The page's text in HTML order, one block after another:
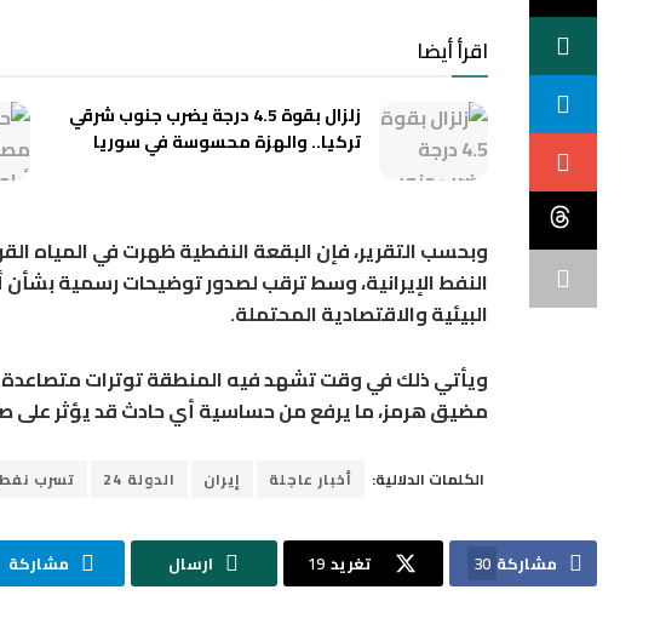
اقرأ أيضا
زلزال بقوة 4.5 درجة يضرب جنوب شرقي
تركيا.. والهزة محسوسة في سوريا
وبحسب التقرير، فإن البقعة النفطية ظهرت في المياه
النفط الإيرانية، وسط ترقب لصدور توضيحات رسمية
البيئية والاقتصادية المحتملة.
ويأتي ذلك في وقت تشهد فيه المنطقة توترات متصاعدة
مضيق هرمز، ما يرفع من حساسية أي حادث قد يؤثر على
الكلمات الدلالية: أخبار عاجلة إيران الدولة 24 تسرب
مشاركة 30 تغريد 19 ارسال مشاركة